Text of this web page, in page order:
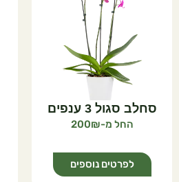
סחלב סגול 3 ענפים
200
לפרטים נוספים